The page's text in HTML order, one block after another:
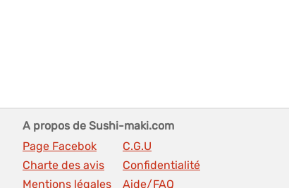
A propos de Sushi-maki.com
Page Facebok
C.G.U
Charte des avis
Confidentialité
Mentions légales
Aide/FAQ